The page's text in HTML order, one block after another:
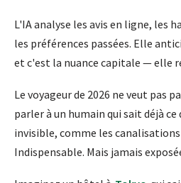
L'IA analyse les avis en ligne, les
les préférences passées. Elle
et c'est la nuance capitale — elle
Le voyageur de 2026 ne veut pas
parler à un humain qui sait déjà
invisible, comme les
Indispensable. Mais jamais